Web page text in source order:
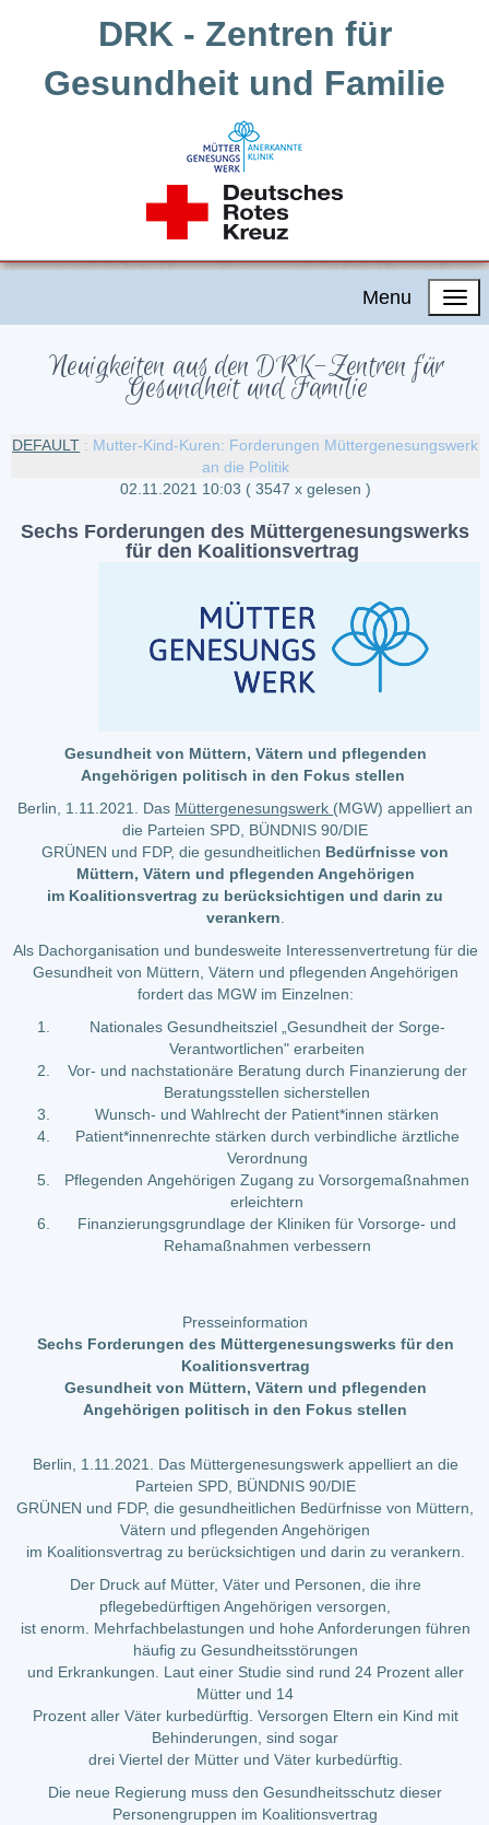
DRK - Zentren für
Gesundheit und Familie
Menu
Neuigkeiten aus den DRK-Zentren für
Gesundheit und Familie
DEFAULT : Mutter-Kind-Kuren: Forderungen Müttergenesungswerk
an die Politik
02.11.2021 10:03 ( 3547 x gelesen )
Sechs Forderungen des Müttergenesungswerks
für den Koalitionsvertrag
Gesundheit von Müttern, Vätern und pflegenden
Angehörigen politisch in den Fokus stellen
Berlin, 1.11.2021. Das Müttergenesungswerk (MGW) appelliert an
die Parteien SPD, BÜNDNIS 90/DIE
GRÜNEN und FDP, die gesundheitlichen Bedürfnisse von
Müttern, Vätern und pflegenden Angehörigen
im Koalitionsvertrag zu berücksichtigen und darin zu
verankern
Als Dachorganisation und bundesweite Interessenvertretung für die
Gesundheit von Müttern, Vätern und pflegenden Angehörigen
fordert das MGW im Einzelnen:
Nationales Gesundheitsziel „Gesundheit der Sorge-
Verantwortlichen" erarbeiten
Vor- und nachstationäre Beratung durch Finanzierung der
Beratungsstellen sicherstellen
Wunsch- und Wahlrecht der Patient*innen stärken
Patient*innenrechte stärken durch verbindliche ärztliche
Verordnung
Pflegenden Angehörigen Zugang zu Vorsorgemaßnahmen
erleichtern
Finanzierungsgrundlage der Kliniken für Vorsorge- und
Rehamaßnahmen verbessern
Presseinformation
Sechs Forderungen des Müttergenesungswerks für den
Koalitionsvertrag
Gesundheit von Müttern, Vätern und pflegenden
Angehörigen politisch in den Fokus stellen
Berlin, 1.11.2021. Das Müttergenesungswerk appelliert an die
Parteien SPD, BÜNDNIS 90/DIE
GRÜNEN und FDP, die gesundheitlichen Bedürfnisse von Müttern,
Vätern und pflegenden Angehörigen
im Koalitionsvertrag zu berücksichtigen und darin zu verankern.
Der Druck auf Mütter, Väter und Personen, die ihre
pflegebedürftigen Angehörigen versorgen,
ist enorm. Mehrfachbelastungen und hohe Anforderungen führen
häufig zu Gesundheitsstörungen
und Erkrankungen. Laut einer Studie sind rund 24 Prozent aller
Mütter und 14
Prozent aller Väter kurbedürftig. Versorgen Eltern ein Kind mit
Behinderungen, sind sogar
drei Viertel der Mütter und Väter kurbedürftig.
Die neue Regierung muss den Gesundheitsschutz dieser
Personengruppen im Koalitionsvertrag